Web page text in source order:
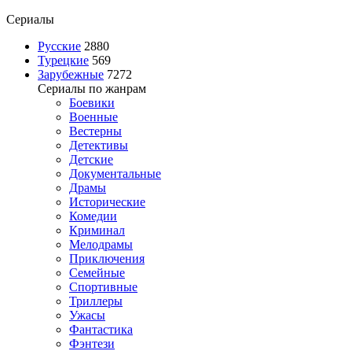
Сериалы
Русские 2880
Турецкие 569
Зарубежные 7272
Сериалы по жанрам
Боевики
Военные
Вестерны
Детективы
Детские
Документальные
Драмы
Исторические
Комедии
Криминал
Мелодрамы
Приключения
Семейные
Спортивные
Триллеры
Ужасы
Фантастика
Фэнтези